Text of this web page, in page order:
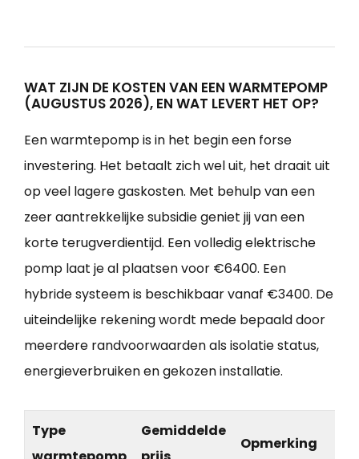
WAT ZIJN DE KOSTEN VAN EEN WARMTEPOMP
(AUGUSTUS 2026), EN WAT LEVERT HET OP?
Een warmtepomp is in het begin een forse
investering. Het betaalt zich wel uit, het draait uit
op veel lagere gaskosten. Met behulp van een
zeer aantrekkelijke subsidie geniet jij van een
korte terugverdientijd. Een volledig elektrische
pomp laat je al plaatsen voor €6400. Een
hybride systeem is beschikbaar vanaf €3400. De
uiteindelijke rekening wordt mede bepaald door
meerdere randvoorwaarden als isolatie status,
energieverbruiken en gekozen installatie.
Type
Gemiddelde
Opmerking